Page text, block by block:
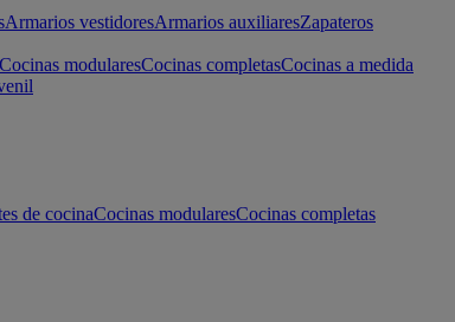
Armarios vestidoresArmarios auxiliaresZapateros
Cocinas modularesCocinas completasCocinas a medida
de cocinaCocinas modularesCocinas completas